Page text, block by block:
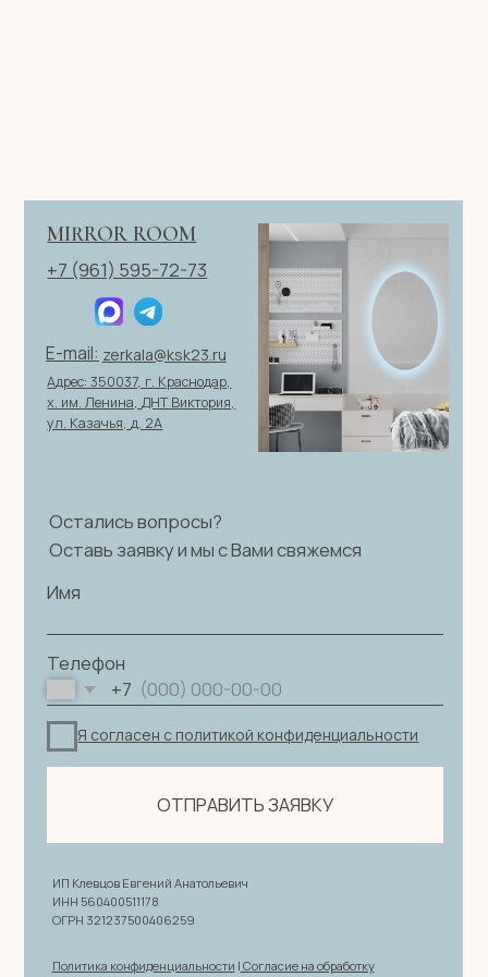
© 2026 ИП Клевцов Е.А.Все права защищены.
Политика конфиденциальности |Согласие на обработку
ИНН 560400511178
ОГРН 321237500406259